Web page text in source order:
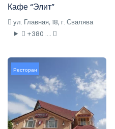
Кафе “Элит”
ул. Главная, 18, г. Свалява
+380 ....
Ресторан